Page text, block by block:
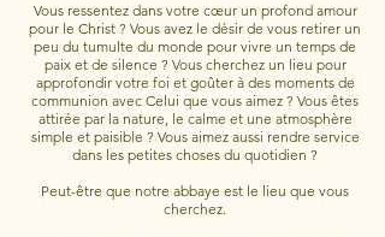
Vous ressentez dans votre cœur un profond amour
pour le Christ ? Vous avez le désir de vous retirer un
peu du tumulte du monde pour vivre un temps de
paix et de silence ? Vous cherchez un lieu pour
approfondir votre foi et goûter à des moments de
communion avec Celui que vous aimez ? Vous êtes
attirée par la nature, le calme et une atmosphère
simple et paisible ? Vous aimez aussi rendre service
dans les petites choses du quotidien ?
Peut-être que notre abbaye est le lieu que vous
cherchez.